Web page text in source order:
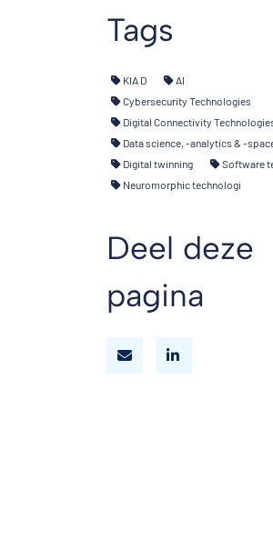
Tags
KIA D
AI
Cybersecurity Technologies
Digital Connectivity
Data science, -analytics & -
Digital twinning
Software
Neuromorphic technologi
Deel deze
pagina